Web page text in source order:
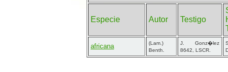
Especie Autor Testigo
africana
(Lam.)
Benth.
J. Gonz�lez
8642, LSCR.